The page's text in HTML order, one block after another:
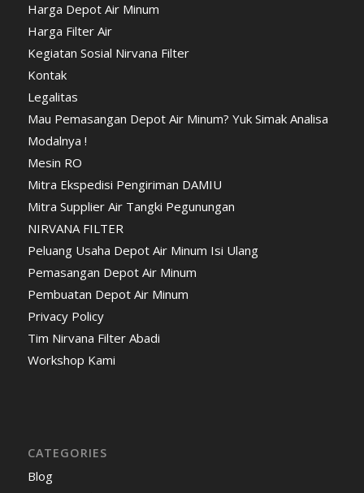
Harga Depot Air Minum
Harga Filter Air
Kegiatan Sosial Nirvana Filter
Kontak
Legalitas
Mau Pemasangan Depot Air Minum? Yuk Simak Analisa
Modalnya !
Mesin RO
Mitra Ekspedisi Pengiriman DAMIU
Mitra Supplier Air Tangki Pegunungan
NIRVANA FILTER
Peluang Usaha Depot Air Minum Isi Ulang
Pemasangan Depot Air Minum
Pembuatan Depot Air Minum
Privacy Policy
Tim Nirvana Filter Abadi
Workshop Kami
CATEGORIES
Blog